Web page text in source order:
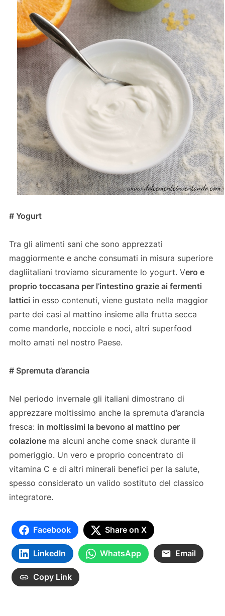
# Yogurt
Tra gli alimenti sani che sono apprezzati
maggiormente e anche consumati in misura superiore
dagliitaliani troviamo sicuramente lo yogurt. Vero e
proprio toccasana per l’intestino grazie ai fermenti
latticiin esso contenuti, viene gustato nella maggior
parte dei casi al mattino insieme alla frutta secca
come mandorle, nocciole e noci, altri superfood
molto amati nel nostro Paese.
# Spremuta d’arancia
Nel periodo invernale gli italiani dimostrano di
apprezzare moltissimo anche la spremuta d’arancia
fresca: in moltissimi la bevono al mattino per
colazione ma alcuni anche come snack durante il
pomeriggio. Un vero e proprio concentrato di
vitamina C e di altri minerali benefici per la salute,
spesso considerato un valido sostituto del classico
integratore.
Facebook Share on X
LinkedIn WhatsApp Email
Copy Link